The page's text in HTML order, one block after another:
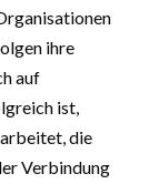
ihre
auf
ist,
die
Verbindung